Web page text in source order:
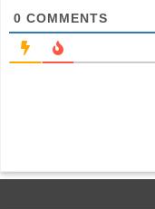
0 COMMENTS